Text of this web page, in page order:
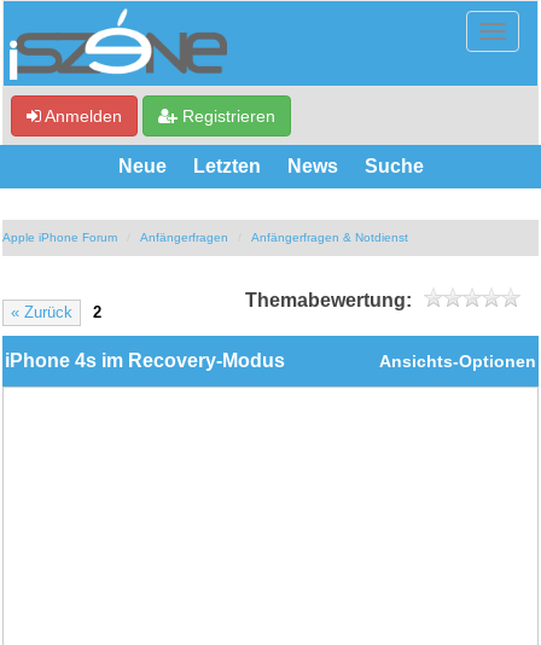
Anmelden Registrieren
Neue Letzten News Suche
Apple iPhone Forum Anfängerfragen Anfängerfragen & Notdienst
« Zurück 2
Themabewertung:
Ansichts-Optionen
iPhone 4s im Recovery-Modus